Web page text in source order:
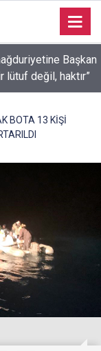
Başkan
lütuf değil, haktır”
BOTA 13 KİŞİ